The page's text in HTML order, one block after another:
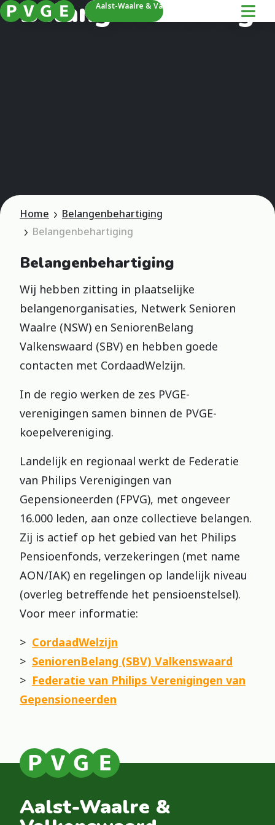
Aalst-Waalre & Valkenswaard
Home
Belangenbehartiging
Belangenbehartiging
Belangenbehartiging
Wij hebben zitting in plaatselijke
belangenorganisaties, Netwerk Senioren
Waalre (NSW) en SeniorenBelang
Valkenswaard (SBV) en hebben goede
contacten met CordaadWelzijn.
In de regio werken de zes PVGE-
verenigingen samen binnen de PVGE-
koepelvereniging.
Landelijk en regionaal werkt de Federatie
van Philips Verenigingen van
Gepensioneerden (FPVG), met ongeveer
16.000 leden, aan onze collectieve belangen.
Zij is actief op het gebied van het Philips
Pensioenfonds, verzekeringen (met name
AON/IAK) en regelingen op landelijk niveau
(overleg betreffende het pensioenstelsel).
Voor meer informatie:
> CordaadWelzijn
> SeniorenBelang (SBV) Valkenswaard
> Federatie van Philips Verenigingen van
Gepensioneerden
Aalst-Waalre &